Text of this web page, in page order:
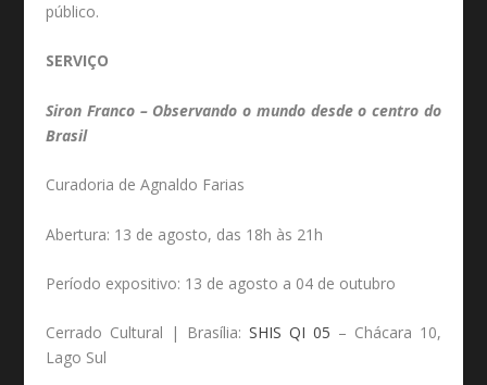
público.
SERVIÇO
Siron Franco – Observando o mundo desde o centro do
Brasil
Curadoria de Agnaldo Farias
Abertura: 13 de agosto, das 18h às 21h
Período expositivo: 13 de agosto a 04 de outubro
Cerrado Cultural | Brasília:SHIS QI 05 – Chácara 10,
Lago Sul